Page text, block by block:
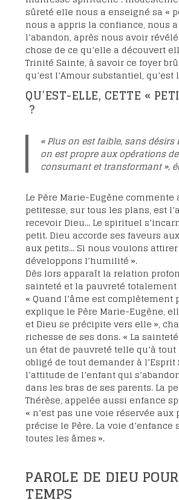
sûreté elle nous a enseigné sa «
nous a appris la confiance, nous
l’abandon, après nous avoir
chose de ce qu’elle a découvert
Trinité Sainte, à savoir ce foyer
qu’est l’Amour substantiel, qu’est
QU’EST-ELLE, CETTE «
?
« Plus on est faible, sans
on est propre aux opérations
consumant et transformant »,
Le Père Marie-Eugène commente
petitesse, sur tous les plans, est
recevoir Dieu… Le spirituel
petit. Dieu accorde ses faveurs
aux petits… Si nous voulons
développons l’humilité ».
Dès lors apparaît la relation
sainteté et la pauvreté totalement
« Quand l’âme est complètement
explique le Père Marie-Eugène,
et Dieu se précipite vers elle »,
richesse de ses dons. « La
un état de pauvreté telle qu’à
obligé de tout demander à l’Esprit
l’attitude de l’enfant qui
dans les bras de ses parents. La
Thérèse, appelée aussi enfance
« n’est pas une voie réservée aux
précise le Père. La voie d’enfance
toutes les âmes ».
PAROLE DE DIEU
TEMPS